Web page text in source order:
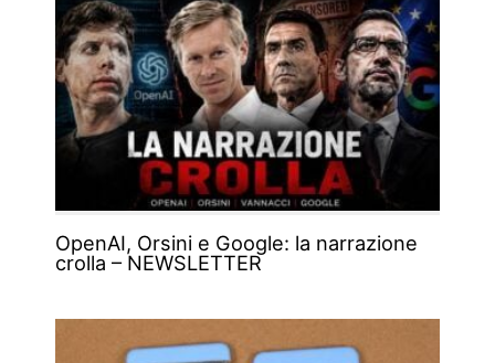
OpenAI, Orsini e Google: la narrazione
crolla – NEWSLETTER